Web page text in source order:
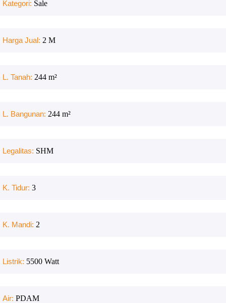
Kategori: Sale
Harga Jual: 2 M
L. Tanah: 244 m²
L. Bangunan: 244 m²
Legalitas: SHM
K. Tidur: 3
K. Mandi: 2
Listrik: 5500 Watt
Air: PDAM